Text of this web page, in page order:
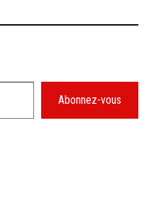
Abonnez-vous